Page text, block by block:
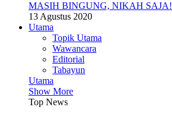
MASIH BINGUNG, NIKAH SAJA!
13 Agustus 2020
Utama
Topik Utama
Wawancara
Editorial
Tabayun
Utama
Show More
Top News